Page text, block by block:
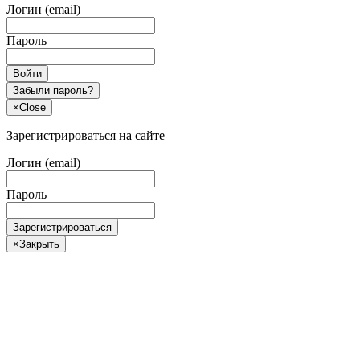
Логин (email)
Пароль
Войти
Забыли пароль?
×Close
Зарегистрироваться на сайте
Логин (email)
Пароль
Зарегистрироваться
×Закрыть